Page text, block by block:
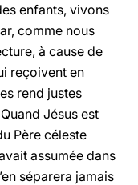
enfants, vivons
comme nous
à cause de
reçoivent en
rend justes
Quand Jésus est
Père céleste
assumée dans
séparera jamais